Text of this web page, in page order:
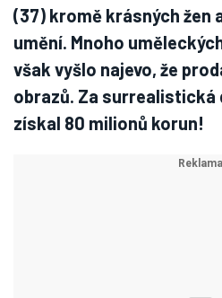
(37) kromě krásných žen
umění. Mnoho
však vyšlo najevo, že
obrazů. Za surrealistická
získal 80 milionů korun!